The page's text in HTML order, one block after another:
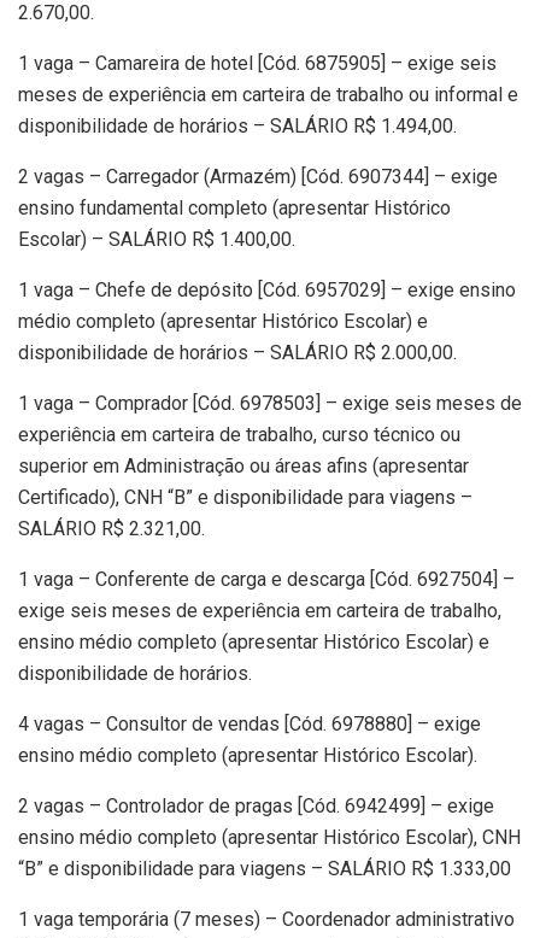
2.670,00.
1 vaga – Camareira de hotel [Cód. 6875905] – exige seis
meses de experiência em carteira de trabalho ou informal e
disponibilidade de horários – SALÁRIO R$ 1.494,00.
2 vagas – Carregador (Armazém) [Cód. 6907344] – exige
ensino fundamental completo (apresentar Histórico
Escolar) – SALÁRIO R$ 1.400,00.
1 vaga – Chefe de depósito [Cód. 6957029] – exige ensino
médio completo (apresentar Histórico Escolar) e
disponibilidade de horários – SALÁRIO R$ 2.000,00.
1 vaga – Comprador [Cód. 6978503] – exige seis meses de
experiência em carteira de trabalho, curso técnico ou
superior em Administração ou áreas afins (apresentar
Certificado), CNH “B” e disponibilidade para viagens –
SALÁRIO R$ 2.321,00.
1 vaga – Conferente de carga e descarga [Cód. 6927504] –
exige seis meses de experiência em carteira de trabalho,
ensino médio completo (apresentar Histórico Escolar) e
disponibilidade de horários.
4 vagas – Consultor de vendas [Cód. 6978880] – exige
ensino médio completo (apresentar Histórico Escolar).
2 vagas – Controlador de pragas [Cód. 6942499] – exige
ensino médio completo (apresentar Histórico Escolar), CNH
“B” e disponibilidade para viagens – SALÁRIO R$ 1.333,00
1 vaga temporária (7 meses) – Coordenador administrativo